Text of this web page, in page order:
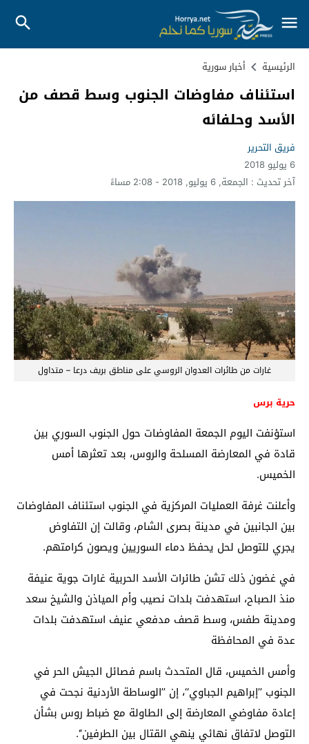
الرئيسية أخبار سورية
استئناف مفاوضات الجنوب وسط قصف من
الأسد وحلفائه
فريق التحرير
6 يوليو 2018
آخر تحديث : الجمعة, 6 يوليو, 2018 - 2:08 مساءً
غارات من طائرات العدوان الروسي على مناطق بريف درعا – متداول
حرية برس
استؤنفت اليوم الجمعة المفاوضات حول الجنوب السوري بين
قادة في المعارضة المسلحة والروس، بعد تعثرها أمس
الخميس.
وأعلنت غرفة العمليات المركزية في الجنوب استئناف المفاوضات
بين الجانبين في مدينة بصرى الشام، وقالت إن التفاوض
يجري للتوصل لحل يحفظ دماء السوريين ويصون كرامتهم.
في غضون ذلك تشن طائرات الأسد الحربية غارات جوية عنيفة
منذ الصباح، استهدفت بلدات نصيب وأم المياذن والشيخ سعد
ومدينة طفس، وسط قصف مدفعي عنيف استهدفت بلدات
عدة في المحافظة
وأمس الخميس، قال المتحدث باسم فصائل الجيش الحر في
الجنوب ’’إبراهيم الجباوي‘‘، إن ’’الوساطة الأردنية نجحت في
إعادة مفاوضي المعارضة إلى الطاولة مع ضباط روس بشأن
التوصل لاتفاق نهائي ينهي القتال بين الطرفين‘‘.